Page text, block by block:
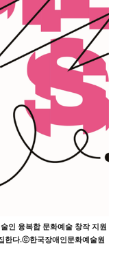
인 융복합 문화예술 창작 지원
한다.ⓒ한국장애인문화예술원